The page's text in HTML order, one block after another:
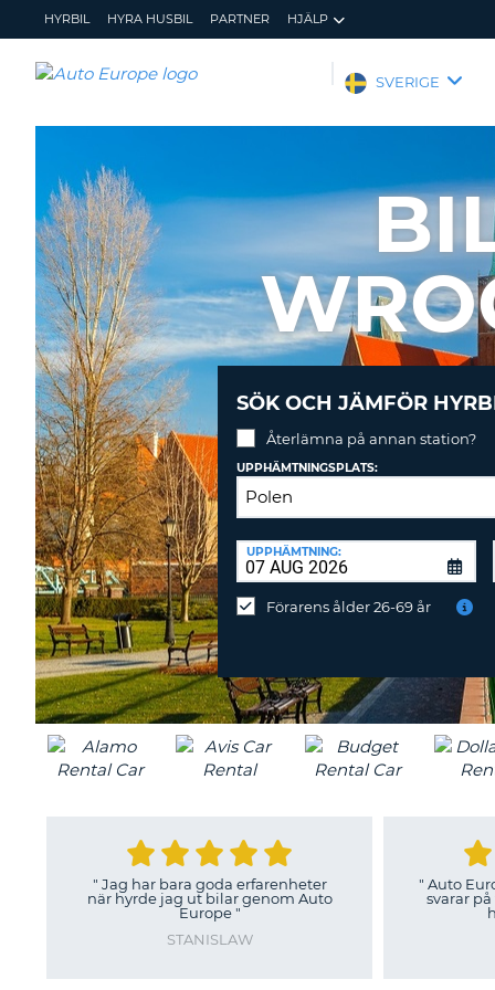
HYRBIL HYRA HUSBIL PARTNER HJÄLP
AUTO
SVERIGE
HYRA
HUSBIL
PARTNER
HJÄLP
MIN
MEDLEMSINFORMATION
ADMINISTRERA
BOKNING
SVERIGE
SÖK OCH JÄMFÖR
Återlämna på annan station?
UPPHÄMTNINGSPLATS:
Återlämna
på
annan
UPPHÄMTNING:
Förarens ålder 26-69 år
Jag har bara goda erfarenheter
när hyrde jag ut bilar genom Auto
Europe
"
STANISLAW
Auto Europe är
svarar på
hjälpsam